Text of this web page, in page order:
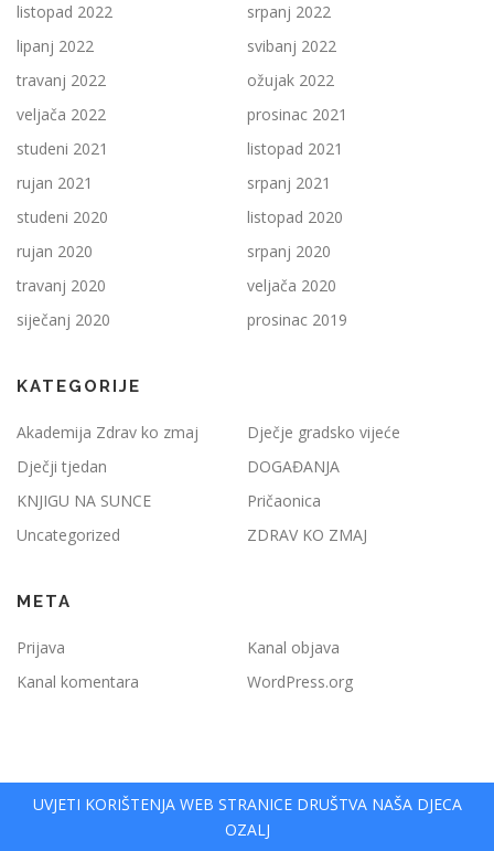
listopad 2022
srpanj 2022
lipanj 2022
svibanj 2022
travanj 2022
ožujak 2022
veljača 2022
prosinac 2021
studeni 2021
listopad 2021
rujan 2021
srpanj 2021
studeni 2020
listopad 2020
rujan 2020
srpanj 2020
travanj 2020
veljača 2020
siječanj 2020
prosinac 2019
KATEGORIJE
Akademija Zdrav ko zmaj
Dječje gradsko vijeće
Dječji tjedan
DOGAĐANJA
KNJIGU NA SUNCE
Pričaonica
Uncategorized
ZDRAV KO ZMAJ
META
Prijava
Kanal objava
Kanal komentara
WordPress.org
UVJETI KORIŠTENJA WEB STRANICE DRUŠTVA NAŠA DJECA
OZALJ